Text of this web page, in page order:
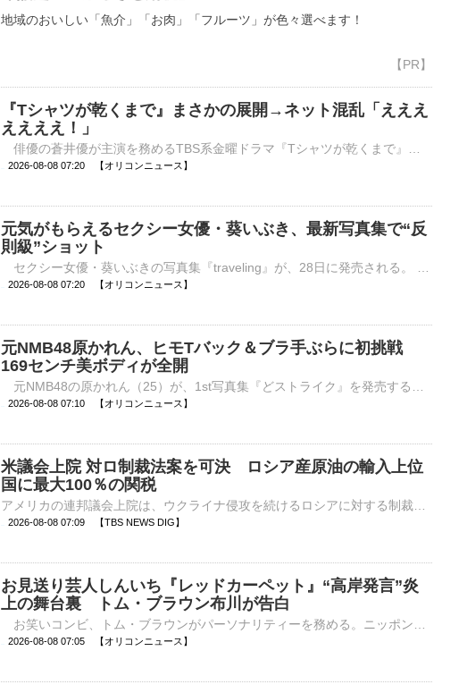
地域のおいしい「魚介」「お肉」「フルーツ」が色々選べます！
『Tシャツが乾くまで』まさかの展開→ネット混乱「えええ
ええええ！」
2026-08-08 07:20 【オリコンニュース】
元気がもらえるセクシー女優・葵いぶき、最新写真集で“反
則級”ショット
2026-08-08 07:20 【オリコンニュース】
元NMB48原かれん、ヒモTバック＆ブラ手ぶらに初挑戦
169センチ美ボディが全開
2026-08-08 07:10 【オリコンニュース】
米議会上院 対ロ制裁法案を可決 ロシア産原油の輸入上位
国に最大100％の関税
2026-08-08 07:09 【TBS NEWS DIG】
お見送り芸人しんいち『レッドカーペット』“高岸発言”炎
上の舞台裏 トム・ブラウン布川が告白
2026-08-08 07:05 【オリコンニュース】